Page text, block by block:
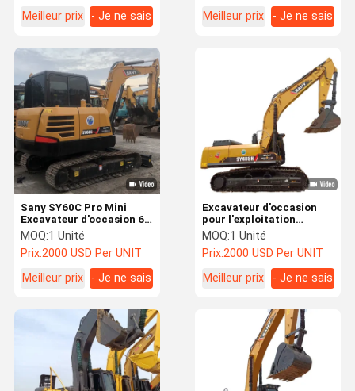
Meilleur prix
- Je ne sais
Meilleur prix
- Je ne sais
Excavateur d'occasion
pour l'exploitation
minière lourde SANY
SY365 SY365H SY245H
SY215 SY485H
MOQ:1 Unité
Prix:2000 USD Per UNIT
Meilleur prix
- Je ne sais
Sany SY60C Pro Mini
Excavateur d'occasion 6
Tonnes Sany Sy75 Sy95
Excavateurs d'occasion
MOQ:1 Unité
Prix:2000 USD Per UNIT
Meilleur prix
- Je ne sais